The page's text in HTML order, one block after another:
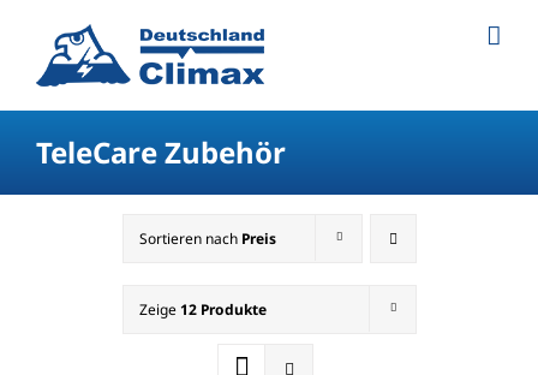
TeleCare Zubehör
Sortieren nach Preis
Zeige 12 Produkte